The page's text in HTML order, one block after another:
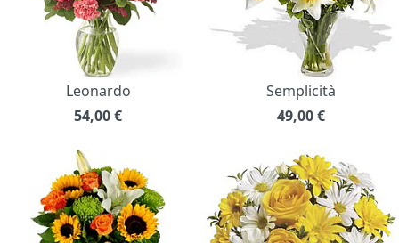
Leonardo
54,00€
Semplicità
49,00€